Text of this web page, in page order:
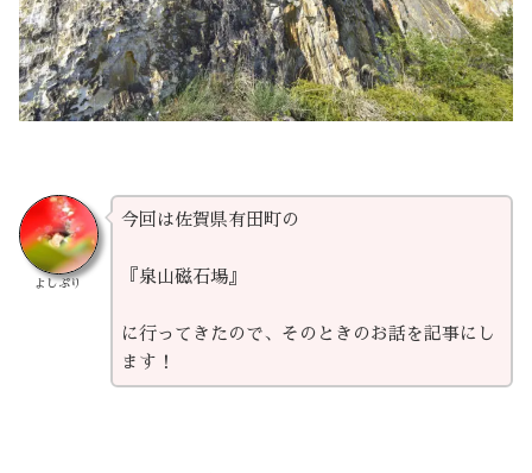
よしぷり
今回は佐賀県有田町の
『泉山磁石場』
に行ってきたので、そのときのお話を記事にし
ます！